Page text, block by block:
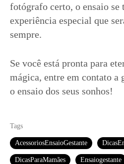
fotógrafo certo, o ensaio se
experiência especial que
sempre.
Se você está pronta para
mágica, entre em contato a
o ensaio dos seus sonhos!
Tags
AcessoriosEnsaioGestante
DicasParaMamães Ensaiogestante